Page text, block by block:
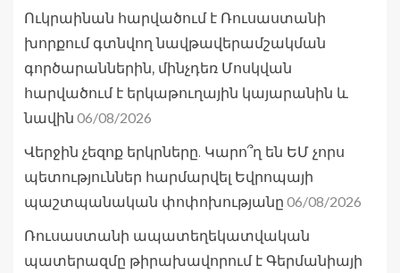
Ուկրաինան հարվածում է Ռուսաստանի
խորքում գտնվող նավթավերամշակման
գործարաններին, մինչդեռ Մոսկվան
հարվածում է երկաթուղային կայարանին և
նավին 06/08/2026
Վերջին չեզոք երկրները. Կարո՞ղ են ԵՄ չորս
պետություններ հարմարվել Եվրոպայի
պաշտպանական փոփոխությանը 06/08/2026
Ռուսաստանի ապատեղեկատվական
պատերազմը թիրախավորում է Գերմանիայի